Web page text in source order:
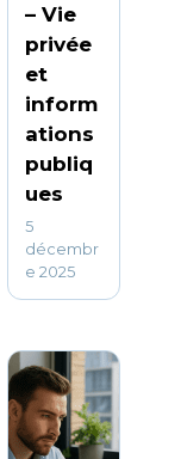
– Vie
privée
et
inform
ations
publiq
ues
5
décembr
e 2025